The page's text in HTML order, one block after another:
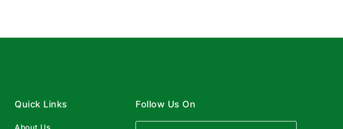
Quick Links Follow Us On